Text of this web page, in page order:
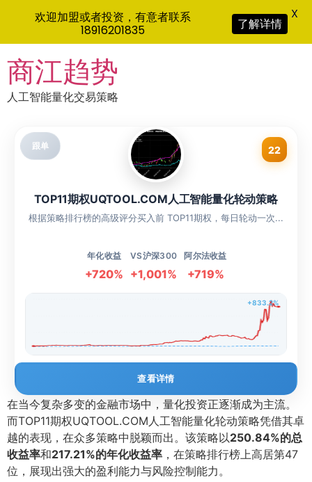
to
content
商江趋势
人工智能量化交易策略
跟单 22
TOP11期权UQTOOL.COM人工智能量化轮动策略
根据策略排行榜的高级评分买入前 TOP11期权，每日轮动一次...
年化收益
+720%
VS沪深300
+1,001%
阿尔法收益
+719%
+833.2%
查看详情
在当今复杂多变的金融市场中，量化投资正逐渐成为主流。
而TOP11期权UQTOOL.COM人工智能量化轮动策略凭借其卓
越的表现，在众多策略中脱颖而出。该策略以250.84%的总
收益率和217.21%的年化收益率 ，在策略排行榜上高居第47
位，展现出强大的盈利能力与风险控制能力。
欢迎加盟或者投资，有意者联系
18916201835
了解详情
X